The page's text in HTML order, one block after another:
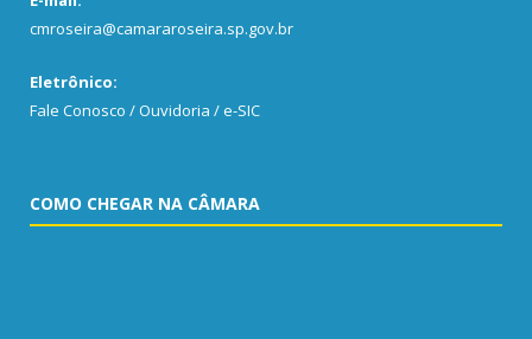
cmroseira@camararoseira.sp.gov.br
Eletrônico:
Fale Conosco / Ouvidoria / e-SIC
COMO CHEGAR NA CÂMARA